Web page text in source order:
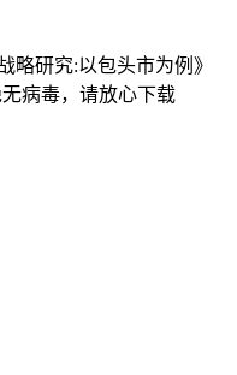
研究:以包头市为例》
病毒，请放心下载